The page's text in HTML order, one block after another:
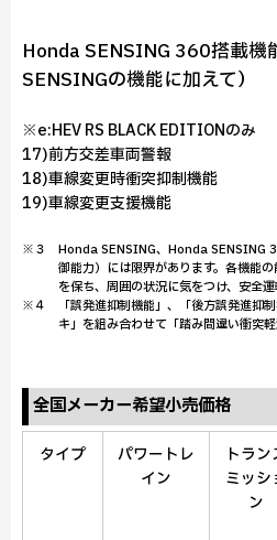
Honda SENSING 360搭載機
SENSINGの機能に加えて）
※e:HEV RS BLACK EDITIONのみ
17)前方交差車両警報
18)車線変更時衝突抑制機能
19)車線変更支援機能
※３ Honda SENSING、Honda SENSING
御能力）には限界があります。各機能
を保ち、周囲の状況に気をつけ、安全
※４ 「誤発進抑制機能」、「後方誤発進抑制
キ」を組み合わせて「踏み間違い衝突
全国メーカー希望小売価格
タイプ
パワートレ
イン
トラン
ミッシ
ン